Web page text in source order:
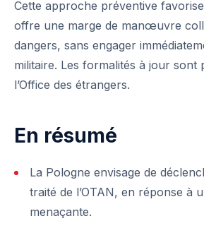
Cette approche préventive
offre une marge de manœuvre
dangers, sans engager
militaire. Les formalités à jour sont
l’Office des étrangers.
En résumé
La Pologne envisage de
traité de l’OTAN, en réponse à
menaçante.